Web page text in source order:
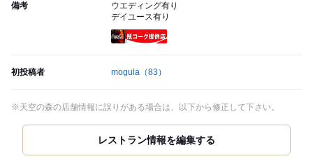
備考
ウエディング有り
デイユース有り
初投稿者 mogula （83）
※天空の森の店舗情報に誤りがある場合は、以下から修正して下さい。